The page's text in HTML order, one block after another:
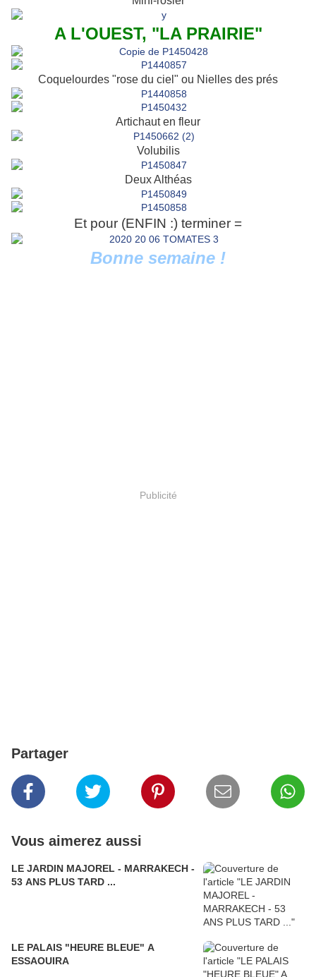
A L'OUEST, "LA PRAIRIE"
Coquelourdes "rose du ciel" ou Nielles des prés
Artichaut en fleur
Volubilis
Deux Althéas
Et pour (ENFIN :) terminer =
Bonne semaine !
Publicité
Partager
Vous aimerez aussi
LE JARDIN MAJOREL - MARRAKECH -
53 ANS PLUS TARD ...
LE PALAIS "HEURE BLEUE" A
ESSAOUIRA